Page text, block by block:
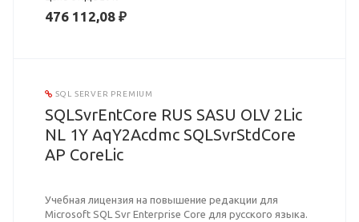
476 112,08 ₽
SQL SERVER PREMIUM
SQLSvrEntCore RUS SASU OLV 2Lic
NL 1Y AqY2Acdmc SQLSvrStdCore
AP CoreLic
Учебная лицензия на повышение редакции для
Microsoft SQL Svr Enterprise Core для русского языка.